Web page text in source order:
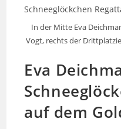
In der Mitte Eva
Vogt, rechts der
Eva
auf dem